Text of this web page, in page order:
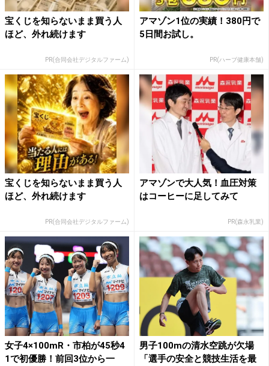
宝くじを知らないまま買う人
ほど、外れ続けます
PR(合同会社デジタルファーム)
アマゾン1位の実績！380円で
5日間お試し。
PR(ハーブ健康本舗)
宝くじを知らないまま買う人
ほど、外れ続けます
PR(合同会社デジタルファーム)
アマゾンで大人気！血圧対策
はコーヒーに足してみて
PR(森永乳業)
女子4×100mR・市柏が45秒4
1で初優勝！前回3位から一
男子100mの清水空跳が欠場
「選手の安全と競技生活を最